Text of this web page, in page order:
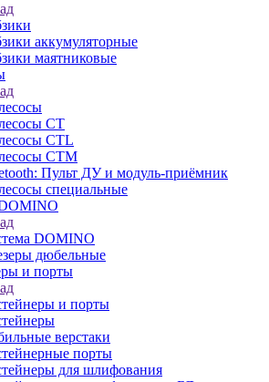
аккумуляторные
маятниковые
CT
CTL
CTM
Пульт ДУ и модуль-приёмник
специальные
DOMINO
дюбельные
и порты
и порты
верстаки
порты
для шлифования